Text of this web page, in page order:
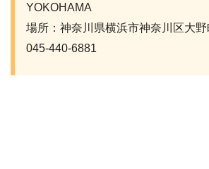
YOKOHAMA
場所：神奈川県横浜市神奈川区大
045-440-6881